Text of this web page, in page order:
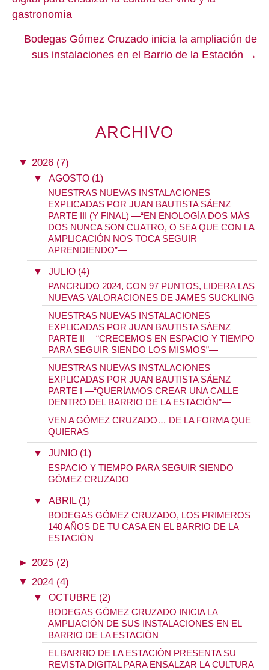
gastronomía
Bodegas Gómez Cruzado inicia la ampliación de
sus instalaciones en el Barrio de la Estación →
ARCHIVO
▼ 2026 (7)
▼ AGOSTO (1)
NUESTRAS NUEVAS INSTALACIONES
EXPLICADAS POR JUAN BAUTISTA SÁENZ
PARTE III (Y FINAL) —“EN ENOLOGÍA DOS MÁS
DOS NUNCA SON CUATRO, O SEA QUE CON LA
AMPLICACIÓN NOS TOCA SEGUIR
APRENDIENDO”—
▼ JULIO (4)
PANCRUDO 2024, CON 97 PUNTOS, LIDERA LAS
NUEVAS VALORACIONES DE JAMES SUCKLING
NUESTRAS NUEVAS INSTALACIONES
EXPLICADAS POR JUAN BAUTISTA SÁENZ
PARTE II —“CRECEMOS EN ESPACIO Y TIEMPO
PARA SEGUIR SIENDO LOS MISMOS”—
NUESTRAS NUEVAS INSTALACIONES
EXPLICADAS POR JUAN BAUTISTA SÁENZ
PARTE I —“QUERÍAMOS CREAR UNA CALLE
DENTRO DEL BARRIO DE LA ESTACIÓN”—
VEN A GÓMEZ CRUZADO… DE LA FORMA QUE
QUIERAS
▼ JUNIO (1)
ESPACIO Y TIEMPO PARA SEGUIR SIENDO
GÓMEZ CRUZADO
▼ ABRIL (1)
BODEGAS GÓMEZ CRUZADO, LOS PRIMEROS
140 AÑOS DE TU CASA EN EL BARRIO DE LA
ESTACIÓN
► 2025 (2)
▼ 2024 (4)
▼ OCTUBRE (2)
BODEGAS GÓMEZ CRUZADO INICIA LA
AMPLIACIÓN DE SUS INSTALACIONES EN EL
BARRIO DE LA ESTACIÓN
EL BARRIO DE LA ESTACIÓN PRESENTA SU
REVISTA DIGITAL PARA ENSALZAR LA CULTURA